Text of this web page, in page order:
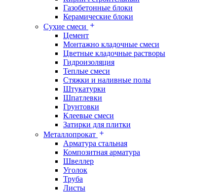
Газобетонные блоки
Керамические блоки
Сухие смеси
Цемент
Монтажно кладочные смеси
Цветные кладочные растворы
Гидроизоляция
Теплые смеси
Стяжки и наливные полы
Штукатурки
Шпатлевки
Грунтовки
Клеевые смеси
Затирки для плитки
Металлопрокат
Арматура стальная
Композитная арматура
Швеллер
Уголок
Труба
Листы